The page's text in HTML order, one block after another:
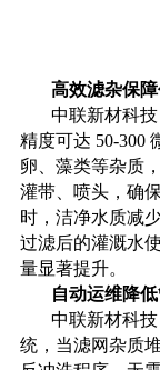
高效滤杂保
中联新材科
精度可达 50-300
卵、藻类等杂质
灌带、喷头，确
时，洁净水质减
过滤后的灌溉水
量显著提升。
自动运维降
中联新材科
统，当滤网杂质